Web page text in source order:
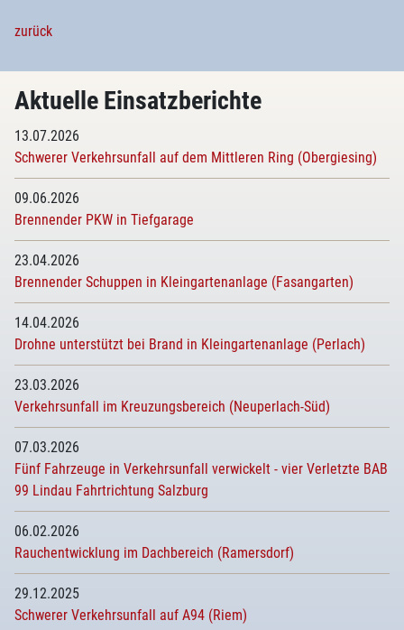
zurück
Aktuelle Einsatzberichte
13.07.2026
Schwerer Verkehrsunfall auf dem Mittleren Ring (Obergiesing)
09.06.2026
Brennender PKW in Tiefgarage
23.04.2026
Brennender Schuppen in Kleingartenanlage (Fasangarten)
14.04.2026
Drohne unterstützt bei Brand in Kleingartenanlage (Perlach)
23.03.2026
Verkehrsunfall im Kreuzungsbereich (Neuperlach-Süd)
07.03.2026
Fünf Fahrzeuge in Verkehrsunfall verwickelt - vier Verletzte BAB
99 Lindau Fahrtrichtung Salzburg
06.02.2026
Rauchentwicklung im Dachbereich (Ramersdorf)
29.12.2025
Schwerer Verkehrsunfall auf A94 (Riem)